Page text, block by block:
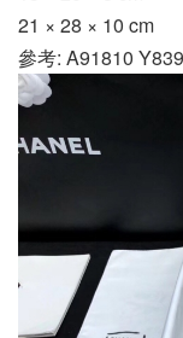
21 × 28 × 10 cm
參考: A91810